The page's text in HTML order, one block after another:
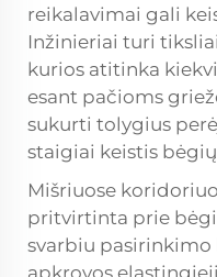
reikalavimai gali
Inžinieriai turi
kurios atitinka
esant pačioms
sukurti tolygius
staigiai keistis
Mišriuose
pritvirtinta prie
svarbiu pasirinkimo